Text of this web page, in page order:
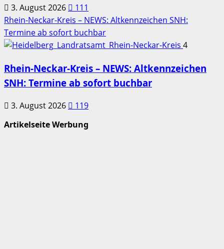
3. August 2026
111
Rhein-Neckar-Kreis – NEWS: Altkennzeichen SNH:
Termine ab sofort buchbar
4
Rhein-Neckar-Kreis – NEWS: Altkennzeichen
SNH: Termine ab sofort buchbar
3. August 2026
119
Artikelseite Werbung